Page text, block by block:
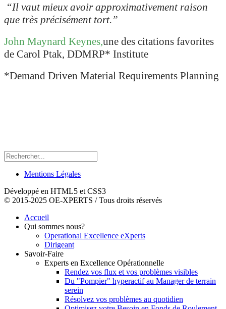
“Il vaut mieux avoir approximativement raison
que très précisément tort.”
John Maynard Keynes,une des citations favorites
de Carol Ptak, DDMRP* Institute
*Demand Driven Material Requirements Planning
Mentions Légales
Développé en HTML5 et CSS3
© 2015-2025 OE-XPERTS / Tous droits réservés
Accueil
Qui sommes nous?
Operational Excellence eXperts
Dirigeant
Savoir-Faire
Experts en Excellence Opérationnelle
Rendez vos flux et vos problèmes visibles
Du "Pompier" hyperactif au Manager de terrain
serein
Résolvez vos problèmes au quotidien